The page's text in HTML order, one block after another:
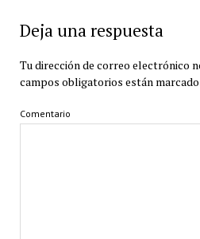
Deja una respuesta
Tu dirección de correo electrónico
campos obligatorios están
Comentario